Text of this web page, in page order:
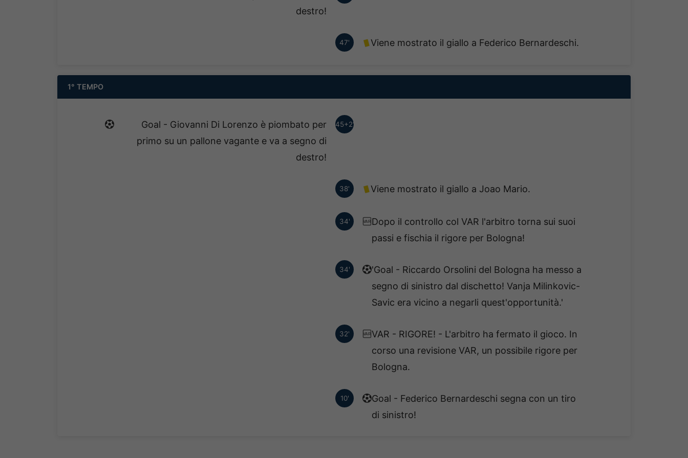
destro!
47' Viene mostrato il giallo a Federico Bernardeschi.
1° TEMPO
45+2'
Goal - Giovanni Di Lorenzo è piombato per
primo su un pallone vagante e va a segno di
destro!
38' Viene mostrato il giallo a Joao Mario.
34' VAR Dopo il controllo col VAR l'arbitro torna sui suoi
passi e fischia il rigore per Bologna!
34'
'Goal - Riccardo Orsolini del Bologna ha messo a
segno di sinistro dal dischetto! Vanja Milinkovic-
Savic era vicino a negarli quest'opportunità.'
32' VAR VAR - RIGORE! - L'arbitro ha fermato il gioco. In
corso una revisione VAR, un possibile rigore per
Bologna.
10'
Goal - Federico Bernardeschi segna con un tiro
di sinistro!